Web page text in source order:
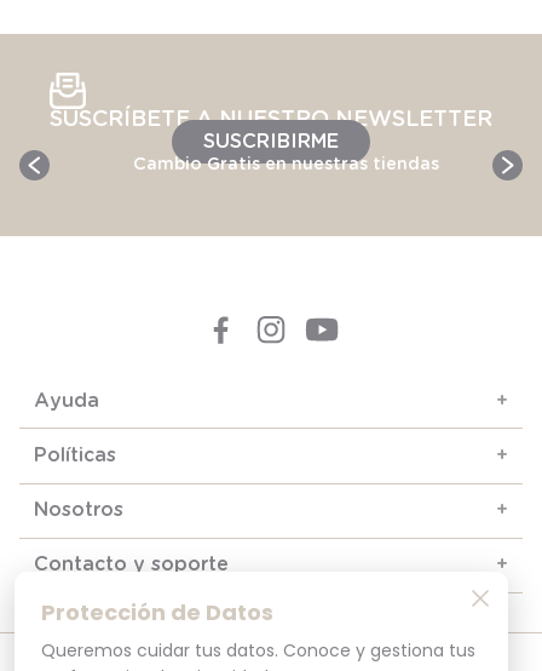
Protección de Datos
Queremos cuidar tus datos. Conoce y gestiona tus
SUSCRÍBETE A NUESTRO NEWSLETTER
SUSCRIBIRME
Cambio Gratis en nuestras tiendas
Ayuda +
Políticas +
Nosotros +
Contacto y soporte +
© 2025. Todos los derechos reservados